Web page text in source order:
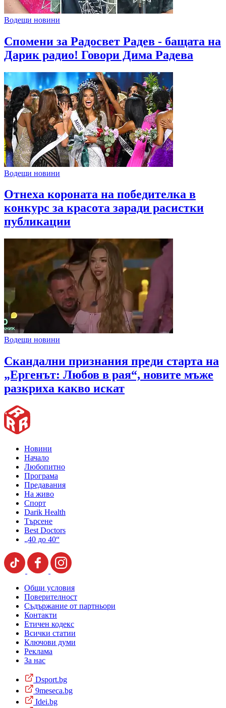
Водещи новини
Спомени за Радосвет Радев - бащата на
Дарик радио! Говори Дима Радева
Водещи новини
Отнеха короната на победителка в
конкурс за красота заради расистки
публикации
Водещи новини
Скандални признания преди старта на
„Ергенът: Любов в рая“, новите мъже
разкриха какво искат
Новини
Начало
Любопитно
Програма
Предавания
На живо
Спорт
Darik Health
Търсене
Best Doctors
„40 до 40“
Общи условия
Поверителност
Съдържание от партньори
Контакти
Етичен кодекс
Всички статии
Ключови думи
Реклама
За нас
Dsport.bg
9meseca.bg
Idei.bg